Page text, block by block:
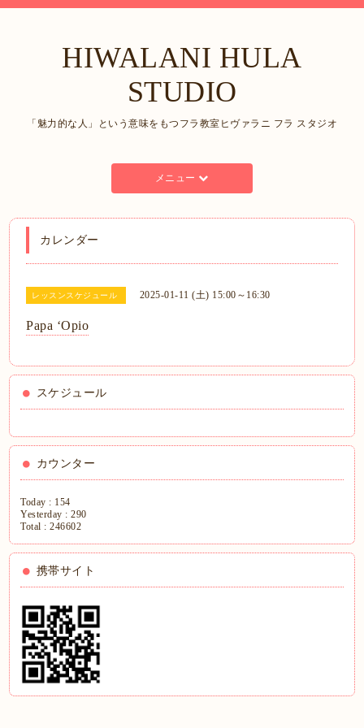
HIWALANI HULA
STUDIO
「魅力的な人」という意味をもつフラ教室ヒヴァラニ フラ スタジオ
メニュー
カレンダー
レッスンスケジュール 2025-01-11 (土) 15:00～16:30
Papa ʻOpio
スケジュール
カウンター
Today : 154
Yesterday :290
Total :246602
携帯サイト